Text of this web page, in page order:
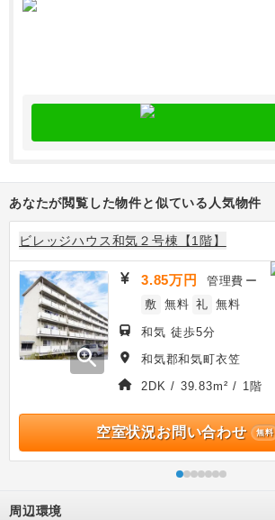
あなたが閲覧した物件と似ている人気物件
ビレッジハウス和気２号棟【1階】
zoom_in
3.85万円 管理費 ー
敷 無料 礼 無料
和気 徒歩5分
和気郡和気町衣笠
2DK / 39.83m² / 1階
空室状況お問い合わせ 無料
周辺環境